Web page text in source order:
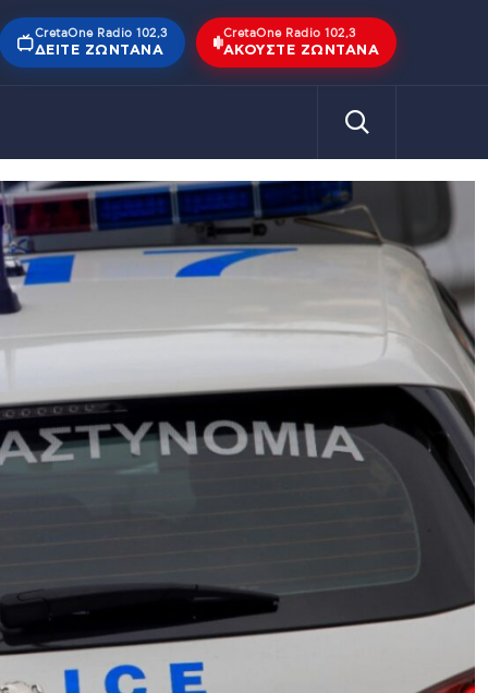
CretaOne Radio 102,3
ΔΕΊΤΕ ΖΩΝΤΑΝΆ
CretaOne Radio 102,3
ΑΚΟΎΣΤΕ ΖΩΝΤΑΝΆ